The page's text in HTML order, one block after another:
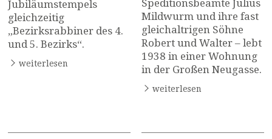
Jubiläumstempels
gleichzeitig
„Bezirksrabbiner des 4.
und 5. Bezirks“.
weiterlesen
Speditionsbeamte Julius
Mildwurm und ihre fast
gleichaltrigen Söhne
Robert und Walter – lebt
1938 in einer Wohnung
in der Großen Neugasse.
weiterlesen